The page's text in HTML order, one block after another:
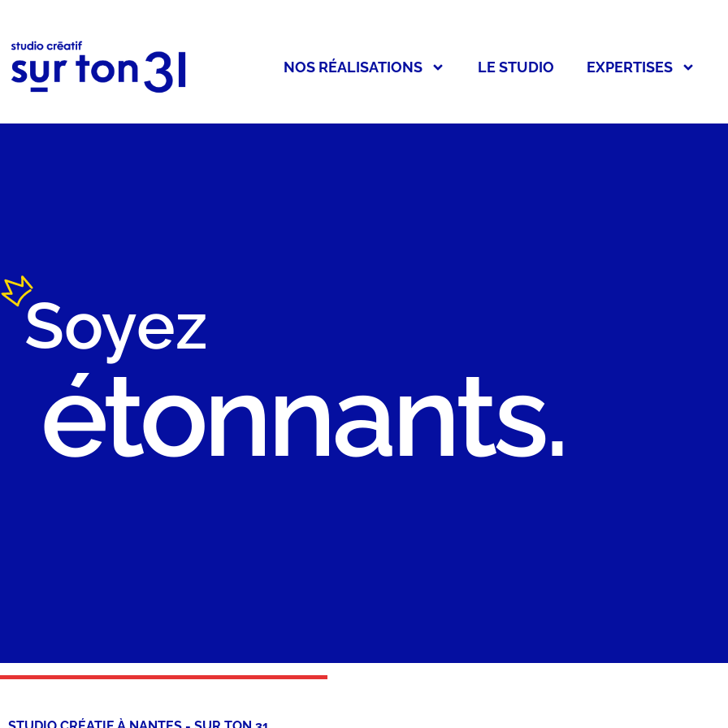
NOS RÉALISATIONS LE STUDIO EXPERTISES
Soyez